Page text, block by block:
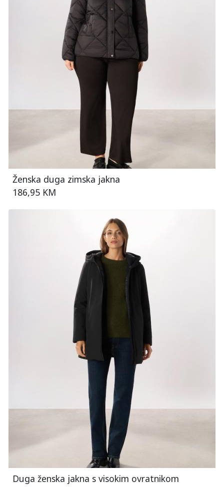
Ženska duga zimska jakna
186,95 KM
Duga ženska jakna s visokim ovratnikom